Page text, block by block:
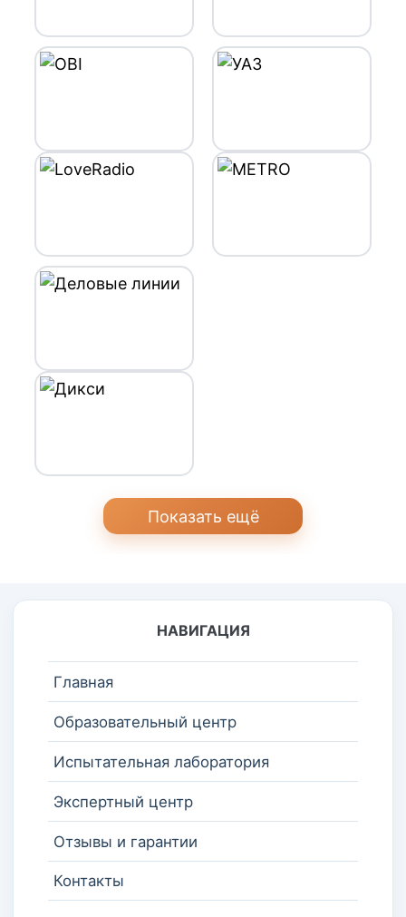
Показать ещё
НАВИГАЦИЯ
Главная
Образовательный центр
Испытательная лаборатория
Экспертный центр
Отзывы и гарантии
Контакты